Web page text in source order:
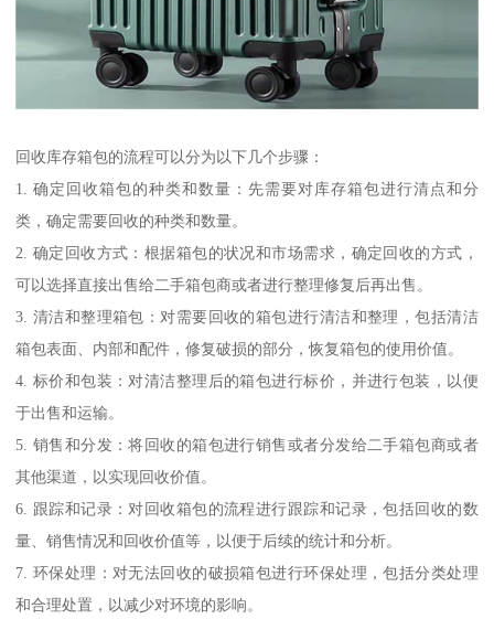
回收库存箱包的流程可以分为以下几个步骤：
1. 确定回收箱包的种类和数量：先需要对库存箱包进行清点和分
类，确定需要回收的种类和数量。
2. 确定回收方式：根据箱包的状况和市场需求，确定回收的方式，
可以选择直接出售给二手箱包商或者进行整理修复后再出售。
3. 清洁和整理箱包：对需要回收的箱包进行清洁和整理，包括清洁
箱包表面、内部和配件，修复破损的部分，恢复箱包的使用价值。
4. 标价和包装：对清洁整理后的箱包进行标价，并进行包装，以便
于出售和运输。
5. 销售和分发：将回收的箱包进行销售或者分发给二手箱包商或者
其他渠道，以实现回收价值。
6. 跟踪和记录：对回收箱包的流程进行跟踪和记录，包括回收的数
量、销售情况和回收价值等，以便于后续的统计和分析。
7. 环保处理：对无法回收的破损箱包进行环保处理，包括分类处理
和合理处置，以减少对环境的影响。